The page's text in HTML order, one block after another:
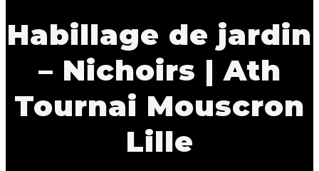
Habillage de jardin
– Nichoirs | Ath
Tournai Mouscron
Lille